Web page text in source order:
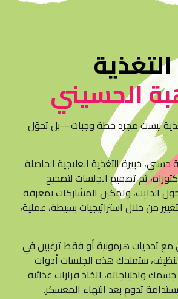
الحسيني
ليست مجرد خطة وجبات—بل تحوّل
حسني، خبيرة التغذية العلاجية الحاصلة
تم تصميم الجلسات لتصحيح
الدايت، وتمكين المشاركات بمعرفة
من خلال استراتيجيات بسيطة، عملية،
مع تحديات هرمونية أو فقط ترغبين في
ستمنحك هذه الجلسات أدوات
واحتياجاته، اتخاذ قرارات غذائية
تدوم بعد انتهاء المعسكر.